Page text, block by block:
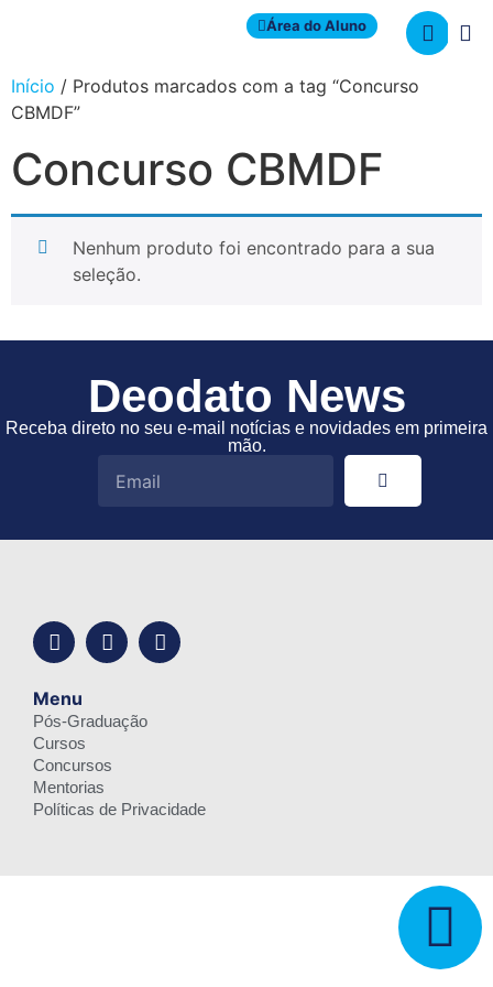
Área do Aluno
Início / Produtos marcados com a tag “Concurso
CBMDF”
Concurso CBMDF
Nenhum produto foi encontrado para a sua
seleção.
Deodato News
Receba direto no seu e-mail notícias e novidades em primeira
mão.
Menu
Pós-Graduação
Cursos
Concursos
Mentorias
Políticas de Privacidade